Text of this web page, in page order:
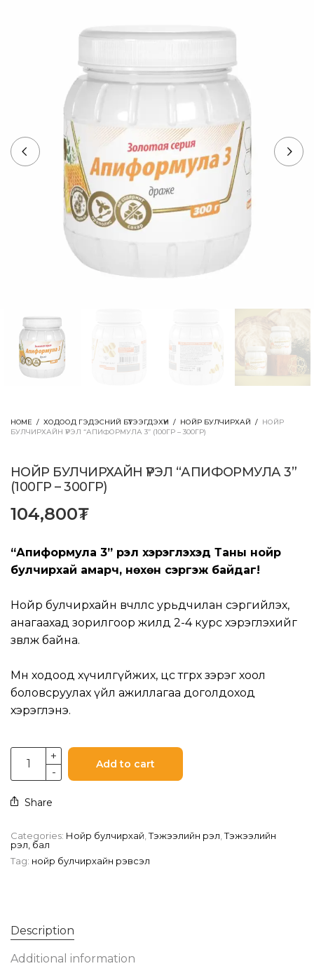
HOME / ХОДООД ГЭДЭСНИЙ БҮТЭЭГДЭХҮҮН / НОЙР БУЛЧИРХАЙ / НОЙР
БУЛЧИРХАЙН ҮРЭЛ “АПИФОРМУЛА 3” (100ГР – 300ГР)
НОЙР БУЛЧИРХАЙН ҮРЭЛ “АПИФОРМУЛА 3”
(100ГР – 300ГР)
104,800₮
“Апиформула 3” үрэл хэрэглэхэд Таны нойр
булчирхай амарч, нөхөн сэргэж байдаг!
Нойр булчирхайн өвчлөлөөс урьдчилан сэргийлэх,
анагаахад зорилгоор жилд 2-4 курс хэрэглэхийг
зөвлөж байна.
Мөн ходоод хүчилгүйжих, цөс өтгөрөх зэрэг хоол
боловсруулах үйл ажиллагаа доголдоход
хэрэглэнэ.
Add to cart
Share
Categories: Нойр булчирхай ,Тэжээлийн үрэл ,Тэжээлийн
үрэл, бал
Tag: нойр булчирхайн үрэвсэл
Description
Additional information